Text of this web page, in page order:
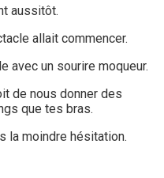
aussitôt.
allait commencer.
avec un sourire moqueur.
de nous donner des
que tes bras.
la moindre hésitation.